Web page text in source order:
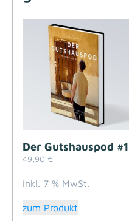
Der Gutshauspod #1
49,90 €
inkl. 7 % MwSt.
zum Produkt